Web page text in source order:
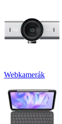
Webkamerák